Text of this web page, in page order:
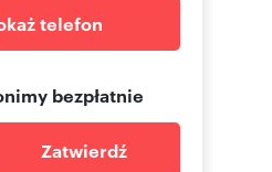
telefon
bezpłatnie
Zatwierdź